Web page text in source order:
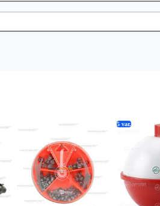
5 var.